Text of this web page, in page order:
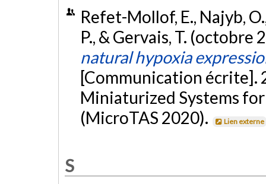
Refet-Mollof, E., Najyb,
P., & Gervais, T. (octobre
natural hypoxia
[Communication
Miniaturized Systems
(MicroTAS 2020).
Lien externe
S